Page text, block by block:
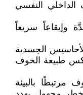
إلى الخوف الداخلي النفسي
وإيقاعاً سريعاً
الجسدية
طبيعة الخوف
كان الخوف مرتبطًا بالبيئة